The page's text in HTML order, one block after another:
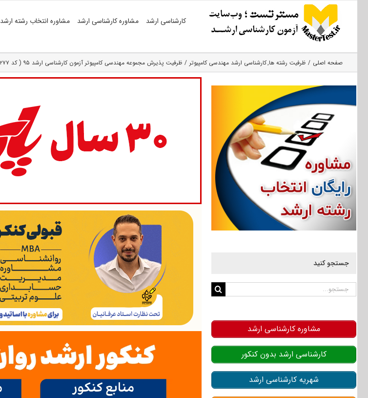
کارشناسی ارشد مشاوره کارشناسی ارشد مشاوره انتخاب رشته ارشد
صفحه اصلی ظرفیت رشته ها کارشناسی ارشد مهندسی کامپیوتر ظرفیت پذیرش مجموعه مهندسی کامپیوتر آزمون کارشناسی ارشد ۹۵ ( کد ۱۲۷۷ )
جستجو کنید
جستجو
مشاوره کارشناسی ارشد
کارشناسی ارشد بدون کنکور
شهریه کارشناسی ارشد